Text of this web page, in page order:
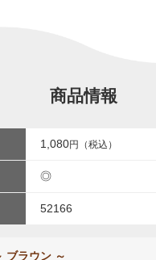
商品情報
1,080円（税込）
◎
52166
ラウン ～